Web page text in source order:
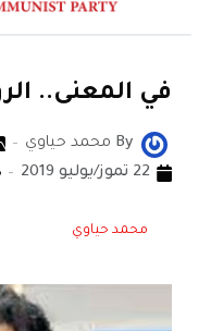
في المعنى..
By محمد حياوي
22 تموز/يوليو 2019
محمد حياوي